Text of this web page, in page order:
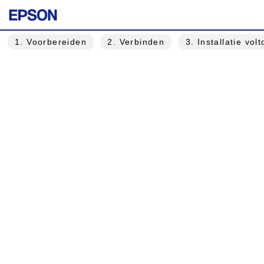
1 . Voorbereiden 2 . Verbinden 3 . Installatie